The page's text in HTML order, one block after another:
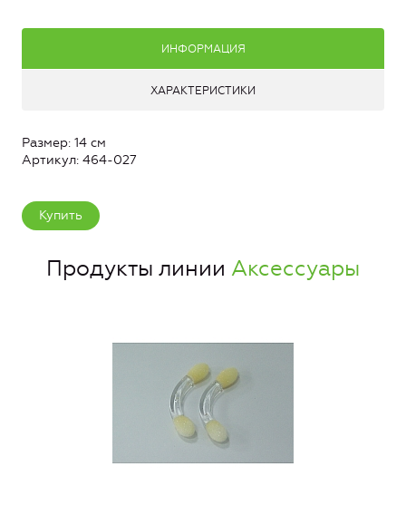
ИНФОРМАЦИЯ
ХАРАКТЕРИСТИКИ
Размер: 14 см
Артикул: 464-027
Купить
Продукты линии Аксессуары